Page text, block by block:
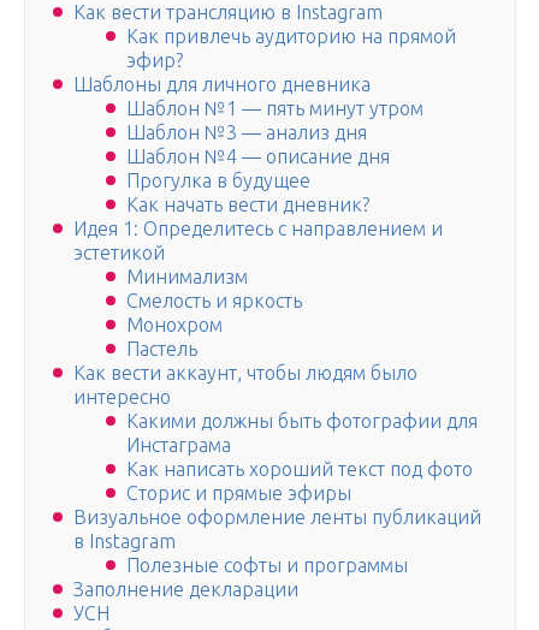
Как вести трансляцию в Instagram
Как привлечь аудиторию на прямой
эфир?
Шаблоны для личного дневника
Шаблон №1 — пять минут утром
Шаблон №3 — анализ дня
Шаблон №4 — описание дня
Прогулка в будущее
Как начать вести дневник?
Идея 1: Определитесь с направлением и
эстетикой
Минимализм
Смелость и яркость
Монохром
Пастель
Как вести аккаунт, чтобы людям было
интересно
Какими должны быть фотографии для
Инстаграма
Как написать хороший текст под фото
Сторис и прямые эфиры
Визуальное оформление ленты публикаций
в Instagram
Полезные софты и программы
Заполнение декларации
УСН